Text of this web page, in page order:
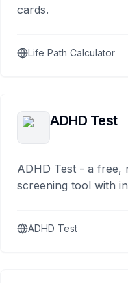
cards.
Life Path Calculator
ADHD Test
ADHD Test - a free,
screening tool with
ADHD Test